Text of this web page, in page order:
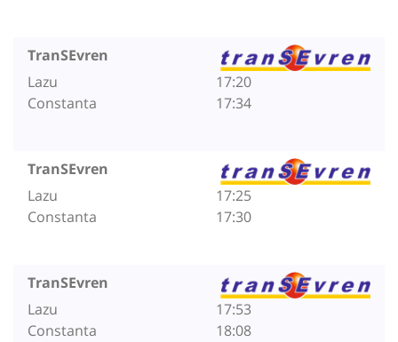
TranSEvren
Lazu
Constanta
17:20
17:34
TranSEvren
Lazu
Constanta
17:25
17:30
TranSEvren
Lazu
Constanta
17:53
18:08